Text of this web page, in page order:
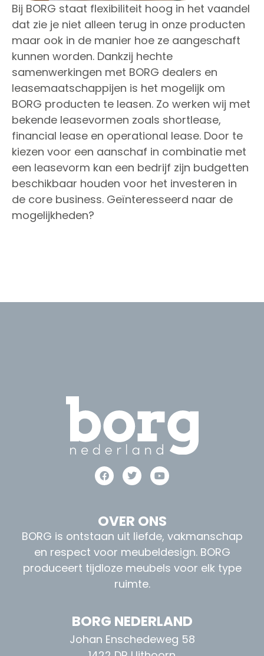
Bij BORG staat flexibiliteit hoog in het vaandel
dat zie je niet alleen terug in onze producten
maar ook in de manier hoe ze aangeschaft
kunnen worden. Dankzij hechte
samenwerkingen met BORG dealers en
leasemaatschappijen is het mogelijk om
BORG producten te leasen. Zo werken wij met
bekende leasevormen zoals shortlease,
financial lease en operational lease. Door te
kiezen voor een aanschaf in combinatie met
een leasevorm kan een bedrijf zijn budgetten
beschikbaar houden voor het investeren in
de core business. Geïnteresseerd naar de
mogelijkheden?
OVER ONS
BORG is ontstaan uit liefde, vakmanschap
en respect voor meubeldesign. BORG
produceert tijdloze meubels voor elk type
ruimte.
BORG NEDERLAND
Johan Enschedeweg 58